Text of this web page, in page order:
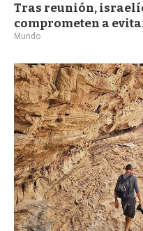
Tras reunión,
comprometen a
Mundo